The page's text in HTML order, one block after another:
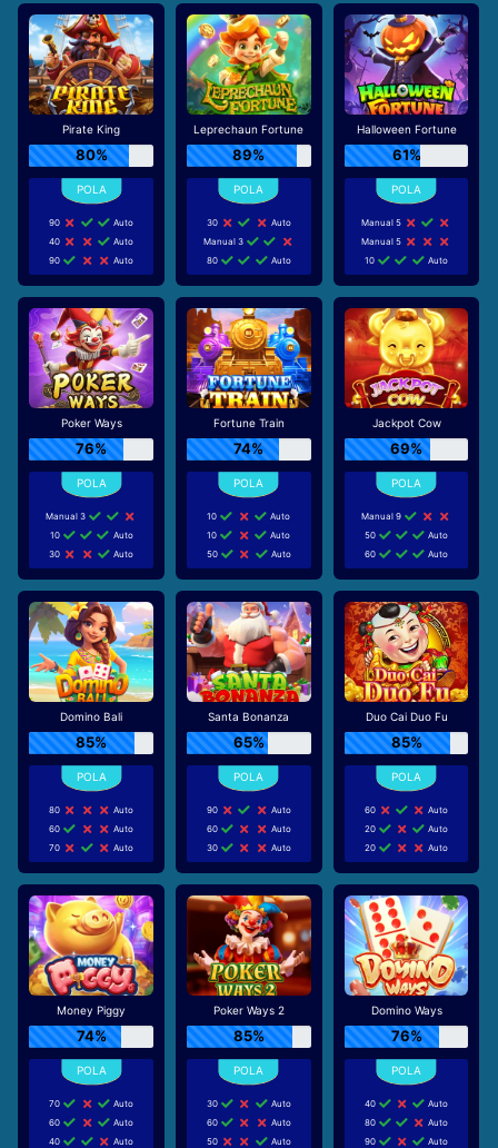
Pirate King
80%
90
Auto
40
Auto
90
Auto
Leprechaun Fortune
89%
30
Auto
Manual 3
80
Auto
Halloween Fortune
61%
Manual 5
Manual 5
10
Auto
Poker Ways
76%
Manual 3
10
Auto
30
Auto
Fortune Train
74%
10
Auto
10
Auto
50
Auto
Jackpot Cow
69%
Manual 9
50
Auto
60
Auto
Domino Bali
85%
80
Auto
60
Auto
70
Auto
Santa Bonanza
65%
90
Auto
60
Auto
30
Auto
Duo Cai Duo Fu
85%
60
Auto
20
Auto
20
Auto
Money Piggy
74%
70
Auto
60
Auto
40
Auto
Poker Ways 2
85%
30
Auto
60
Auto
50
Auto
Domino Ways
76%
40
Auto
80
Auto
90
Auto